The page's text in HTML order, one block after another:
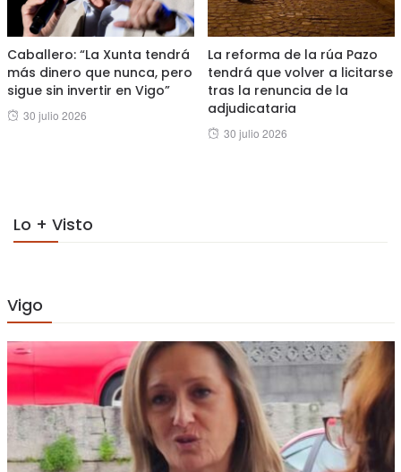
Caballero: “La Xunta tendrá
más dinero que nunca, pero
sigue sin invertir en Vigo”
Posted
30 julio 2026
La reforma de la rúa Pazo
tendrá que volver a licitarse
tras la renuncia de la
adjudicataria
Posted
30 julio 2026
Lo + Visto
Vigo